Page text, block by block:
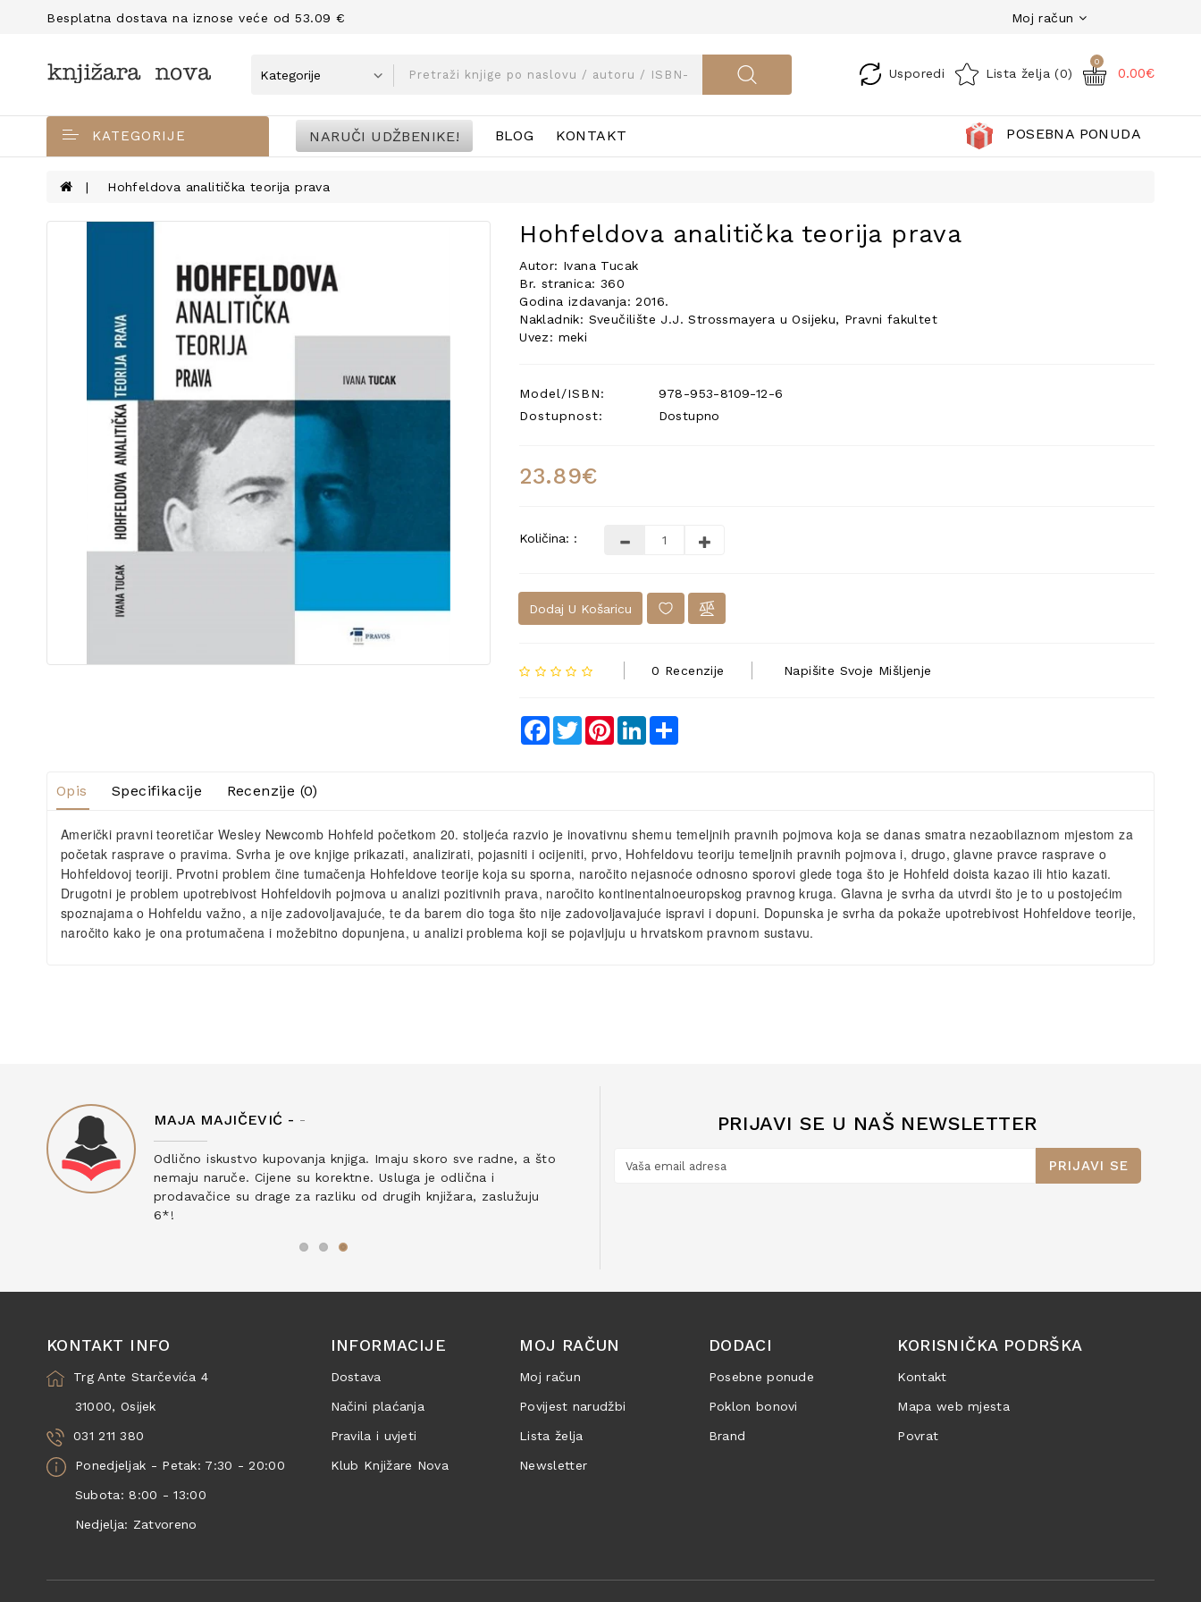
Besplatna dostava na iznose veće od 53.09 € Moj račun
Usporedi Lista želja (0)
0
0.00€
KATEGORIJE NARUČI UDŽBENIKE! BLOG KONTAKT POSEBNA PONUDA
Hohfeldova analitička teorija prava
Hohfeldova analitička teorija prava
Autor: Ivana Tucak
Br. stranica: 360
Godina izdavanja: 2016.
Nakladnik: Sveučilište J.J. Strossmayera u Osijeku, Pravni fakultet
Uvez: meki
Model/ISBN:
978-953-8109-12-6
Dostupnost:
Dostupno
23.89€
Količina: :
Dodaj U Košaricu
0 Recenzije Napišite Svoje Mišljenje
Facebook
TwitterPinterestLinkedIn
Opis Specifikacije Recenzije (0)
Američki pravni teoretičar Wesley Newcomb Hohfeld početkom 20. stoljeća razvio je inovativnu shemu temeljnih pravnih pojmova koja se danas smatra nezaobilaznom mjestom za
početak rasprave o pravima. Svrha je ove knjige prikazati, analizirati, pojasniti i ocijeniti, prvo, Hohfeldovu teoriju temeljnih pravnih pojmova i, drugo, glavne pravce rasprave o
Hohfeldovoj teoriji. Prvotni problem čine tumačenja Hohfeldove teorije koja su sporna, naročito nejasnoće odnosno sporovi glede toga što je Hohfeld doista kazao ili htio kazati.
Drugotni je problem upotrebivost Hohfeldovih pojmova u analizi pozitivnih prava, naročito kontinentalnoeuropskog pravnog kruga. Glavna je svrha da utvrdi što je to u postojećim
spoznajama o Hohfeldu važno, a nije zadovoljavajuće, te da barem dio toga što nije zadovoljavajuće ispravi i dopuni. Dopunska je svrha da pokaže upotrebivost Hohfeldove teorije,
naročito kako je ona protumačena i možebitno dopunjena, u analizi problema koji se pojavljuju u hrvatskom pravnom sustavu.
MAJA MAJIČEVIĆ - -
Odlično iskustvo kupovanja knjiga. Imaju skoro sve radne, a što
nemaju naruče. Cijene su korektne. Usluga je odlična i
prodavačice su drage za razliku od drugih knjižara, zaslužuju
6*!
PRIJAVI SE U NAŠ NEWSLETTER
PRIJAVI SE
KONTAKT INFO
Trg Ante Starčevića 4
31000, Osijek
031 211 380
Ponedjeljak - Petak: 7:30 - 20:00
Subota: 8:00 - 13:00
Nedjelja: Zatvoreno
INFORMACIJE
Dostava
Načini plaćanja
Pravila i uvjeti
Klub Knjižare Nova
MOJ RAČUN
Moj račun
Povijest narudžbi
Lista želja
Newsletter
DODACI
Posebne ponude
Poklon bonovi
Brand
KORISNIČKA PODRŠKA
Kontakt
Mapa web mjesta
Povrat